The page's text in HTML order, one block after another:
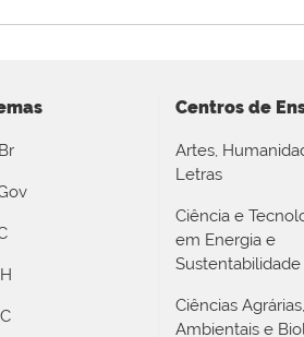
Centros de
Artes,
Letras
Ciência e
em Energia e
Sustentabilidade
Ciências Agrárias,
Ambientais e